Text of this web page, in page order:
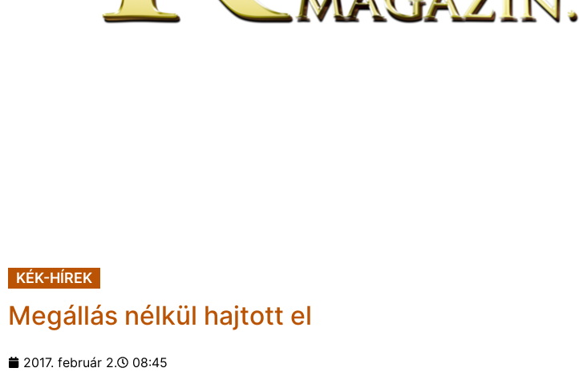
KÉK-HÍREK
Megállás nélkül hajtott el
2017. február 2. 08:45